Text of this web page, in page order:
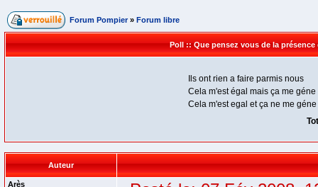
Forum Pompier » Forum libre
Poll :: Que pensez vous de la
Ils ont rien a faire parmis nous
Cela m'est égal mais ça me géne
Cela m'est egal et ça ne me géne
Auteur
Arès